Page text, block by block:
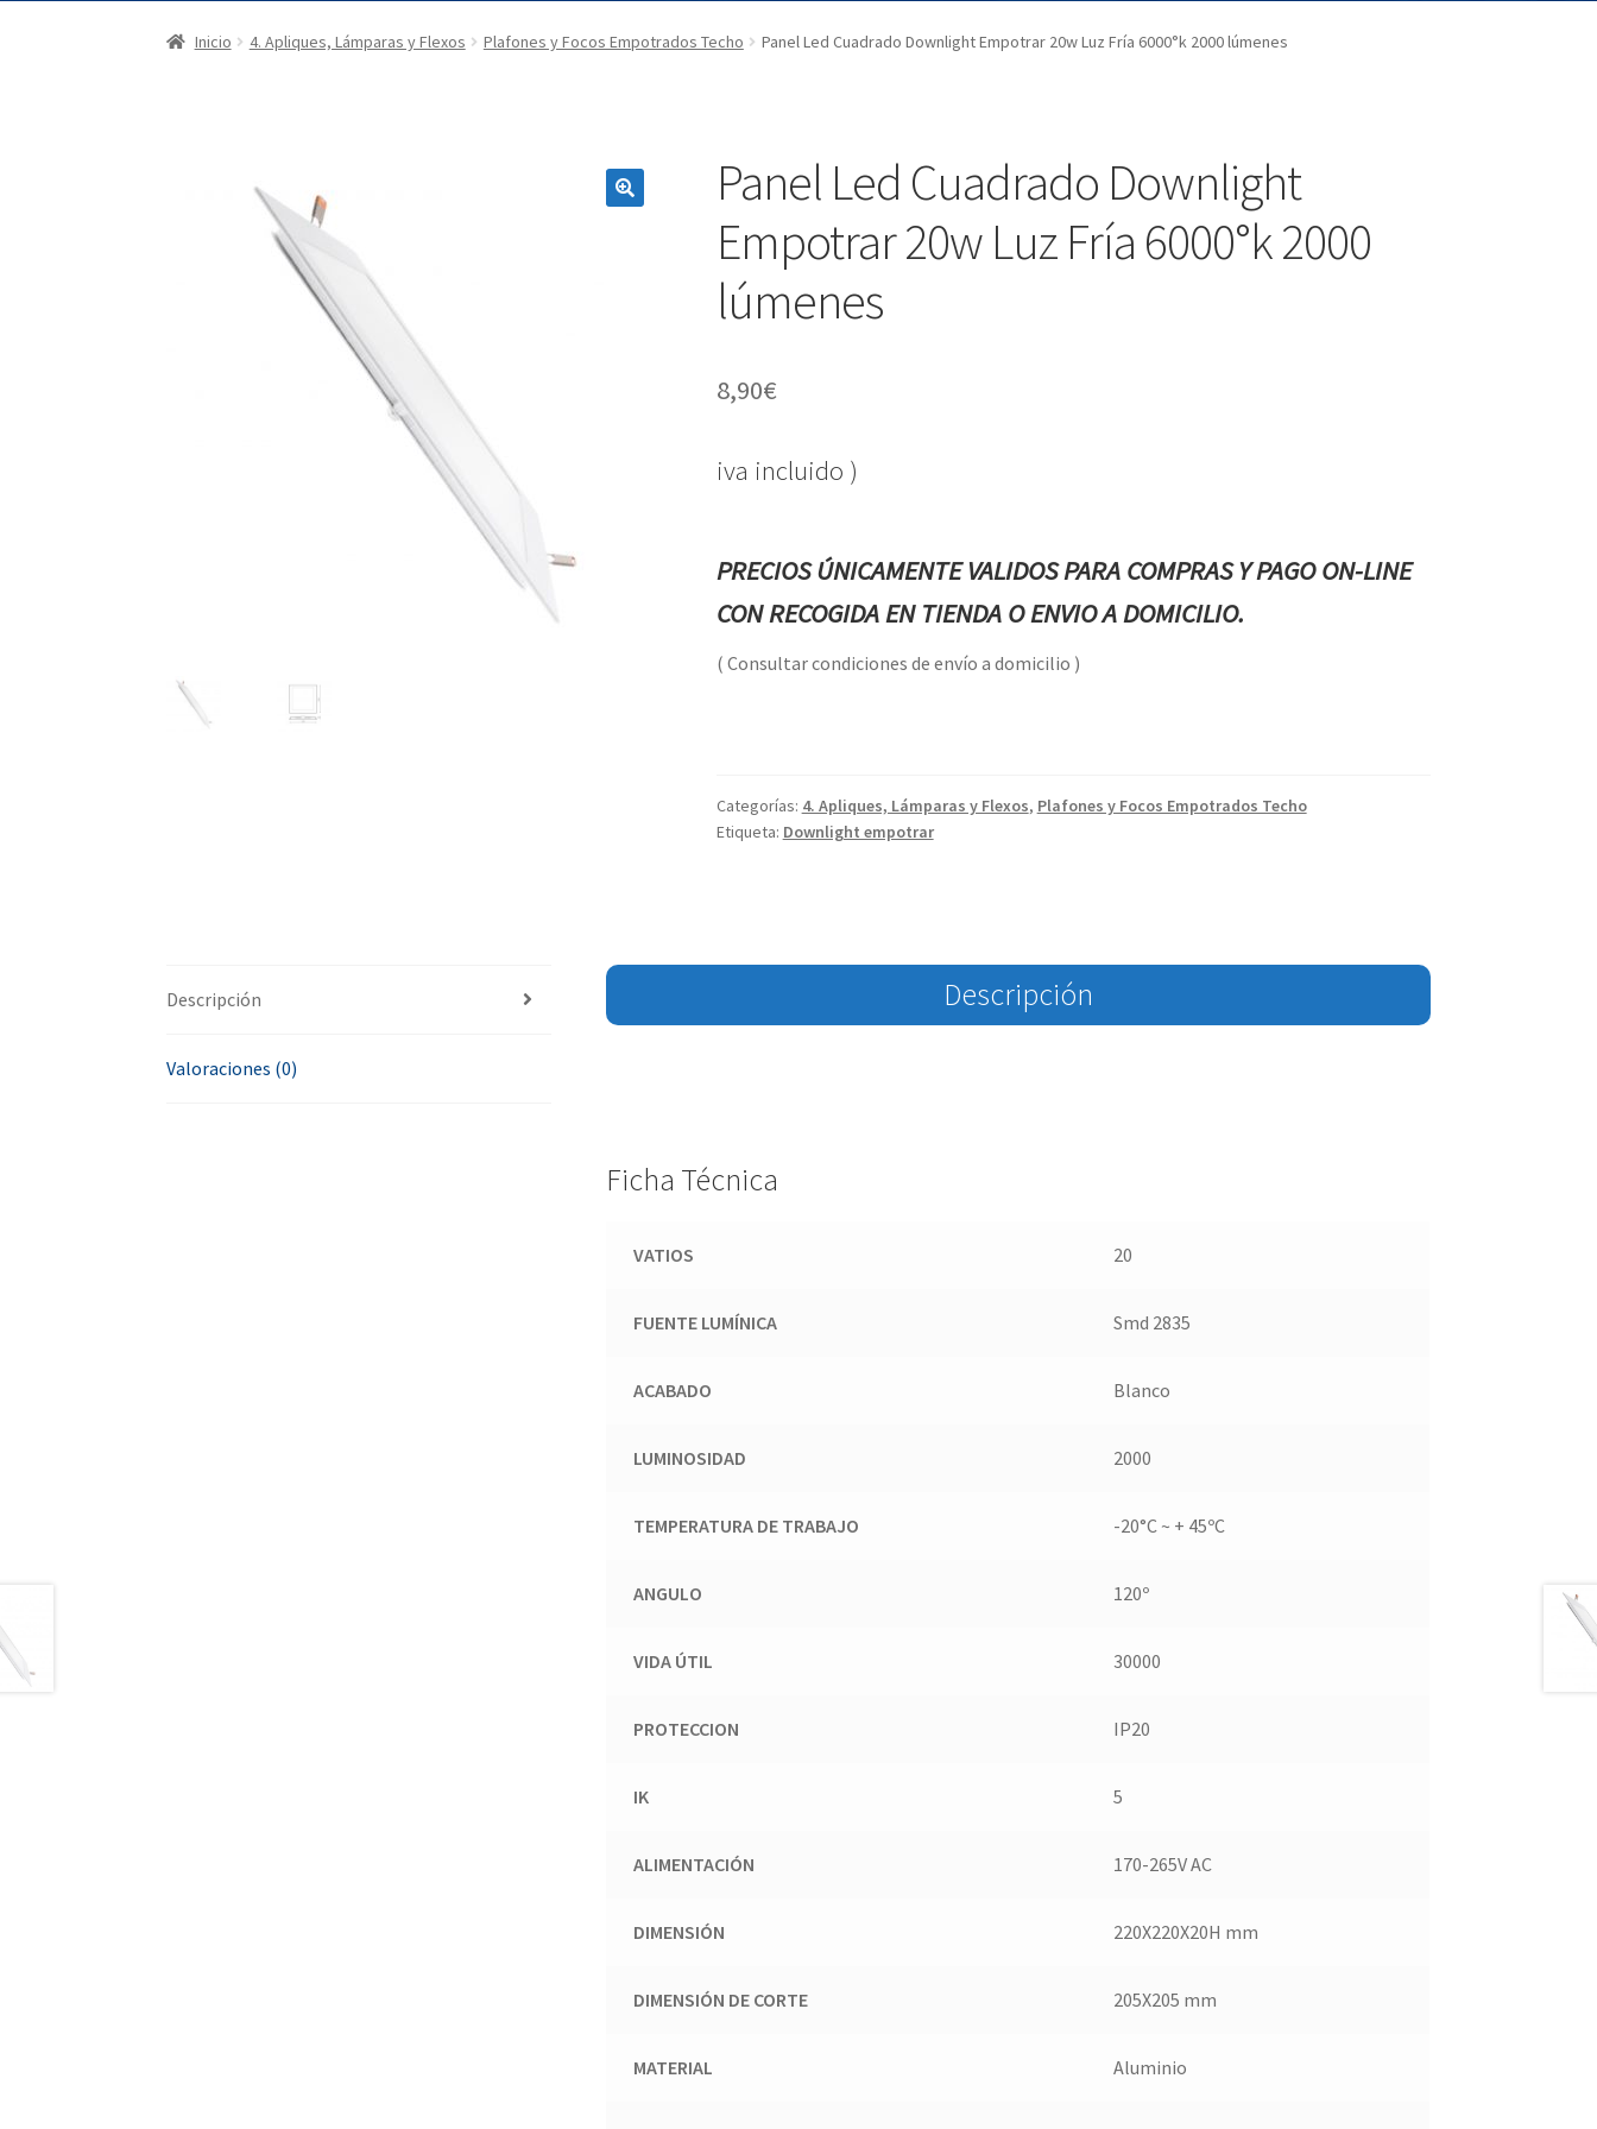
Inicio 4. Apliques, Lámparas y Flexos Plafones y Focos Empotrados Techo Panel Led Cuadrado Downlight Empotrar 20w Luz Fría 6000°k 2000 lúmenes
Panel Led Cuadrado Downlight
Empotrar 20w Luz Fría 6000°k 2000
lúmenes
8,90€
iva incluido )
PRECIOS ÚNICAMENTE VALIDOS PARA COMPRAS Y PAGO ON-LINE
CON RECOGIDA EN TIENDA O ENVIO A DOMICILIO.
( Consultar condiciones de envío a domicilio )
Categorías: 4. Apliques, Lámparas y Flexos, Plafones y Focos Empotrados Techo
Etiqueta: Downlight empotrar
Descripción
Valoraciones (0)
Descripción
Ficha Técnica
VATIOS 20
FUENTE LUMÍNICA Smd 2835
ACABADO Blanco
LUMINOSIDAD 2000
TEMPERATURA DE TRABAJO -20°C ~ + 45ºC
ANGULO 120º
VIDA ÚTIL 30000
PROTECCION IP20
IK 5
ALIMENTACIÓN 170-265V AC
DIMENSIÓN 220X220X20H mm
DIMENSIÓN DE CORTE 205X205 mm
MATERIAL Aluminio